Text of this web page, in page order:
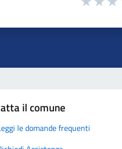
il comune
le domande frequenti